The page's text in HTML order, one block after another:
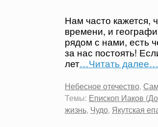
Нам часто кажется,
времени, и
рядом с нами, есть
за нас постоять!
лет…Читать далее…
Небесное отечество,
Темы: Епископ Иаков
жизнь, Чудо, Якутская